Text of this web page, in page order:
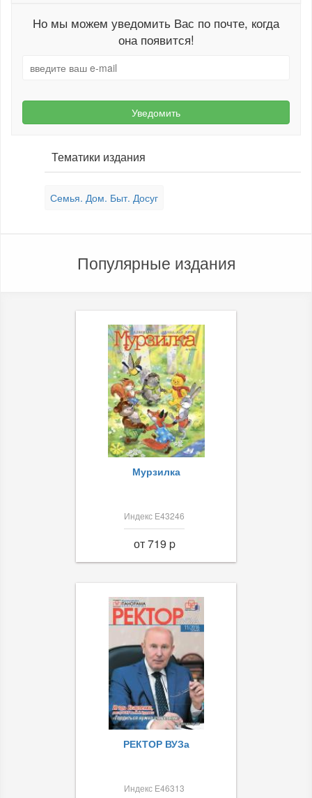
Но мы можем уведомить Вас по почте, когда
она появится!
Уведомить
Тематики издания
Семья. Дом. Быт. Досуг
Популярные издания
Мурзилка
Индекс Е43246
от 719 p
РЕКТОР ВУЗа
Индекс Е46313